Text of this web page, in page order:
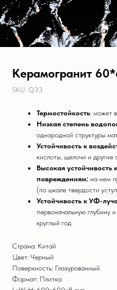
Керамогранит
SKU: Q33
Термостойкость: может
Низкая степень
однородной структуры
Устойчивость к
кислоты, щелочи и другие
Высокая
повреждениям: на нем
(по шкале твердости
Устойчивость к УФ-
первоначальную глубину
круглый год
Страна: Китай
Цвет: Черный
Поверхность: Глазурованный
Формат: Плитка